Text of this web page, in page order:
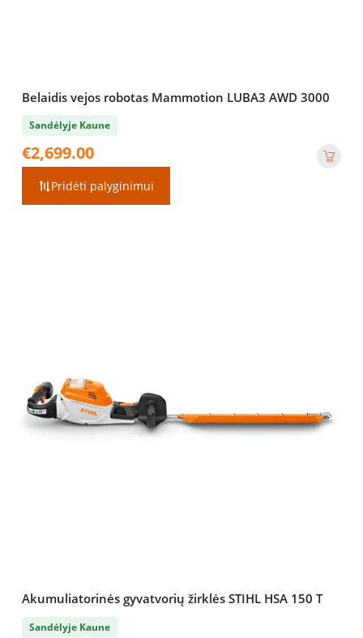
Belaidis vejos robotas Mammotion LUBA3 AWD 3000
Sandėlyje Kaune
€2,699.00
Pridėti palyginimui
Akumuliatorinės gyvatvorių žirklės STIHL HSA 150 T
Sandėlyje Kaune